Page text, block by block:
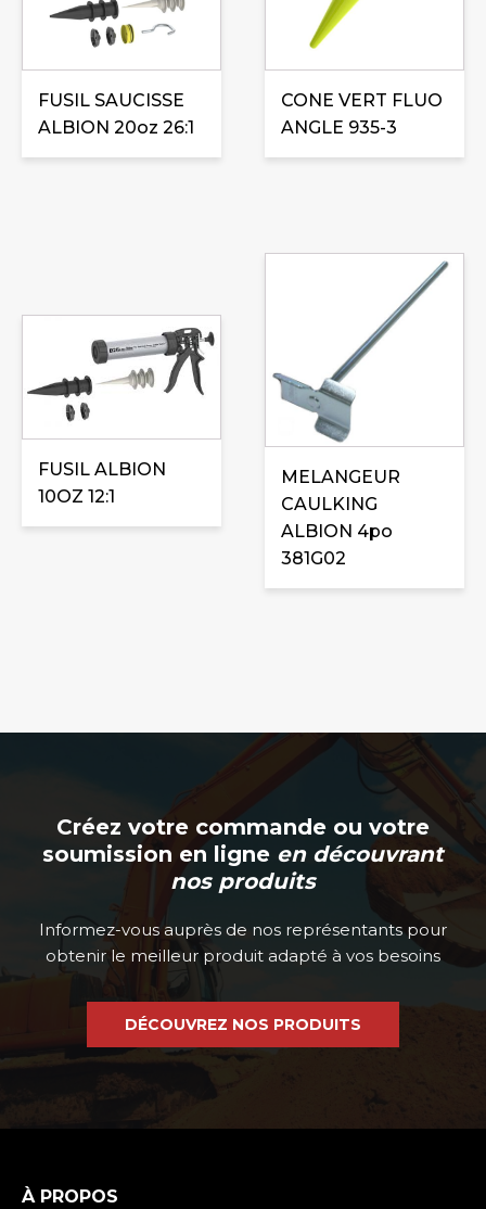
FUSIL SAUCISSE
ALBION 20oz 26:1
CONE VERT FLUO
ANGLE 935-3
FUSIL ALBION
10OZ 12:1
MELANGEUR
CAULKING
ALBION 4po
381G02
Créez votre commande ou votre
soumission en ligne en découvrant
nos produits
Informez-vous auprès de nos représentants pour
obtenir le meilleur produit adapté à vos besoins
DÉCOUVREZ NOS PRODUITS
À PROPOS